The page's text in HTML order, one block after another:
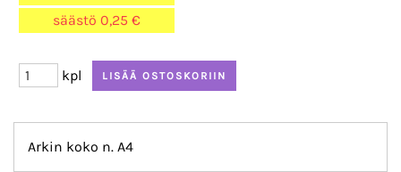
säästö 0,25 €
kpl
Arkin koko n. A4